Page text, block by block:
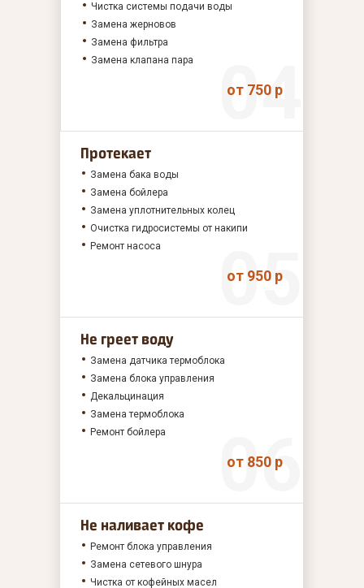
Чистка системы подачи воды
Замена жерновов
Замена фильтра
Замена клапана пара
от 750 р
Протекает
Замена бака воды
Замена бойлера
Замена уплотнительных колец
Очистка гидросистемы от накипи
Ремонт насоса
от 950 р
Не греет воду
Замена датчика термоблока
Замена блока управления
Декальцинация
Замена термоблока
Ремонт бойлера
от 850 р
Не наливает кофе
Ремонт блока управления
Замена сетевого шнура
Чистка от кофейных масел